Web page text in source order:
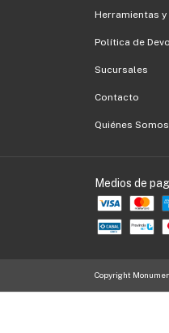
Herramientas y
Política de
Sucursales
Contacto
Quiénes Somos
Medios de
Copyright